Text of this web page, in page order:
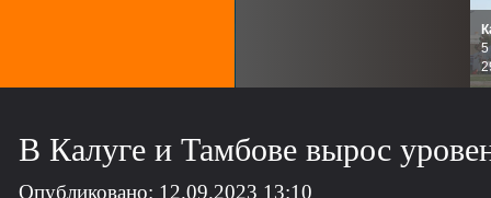
5
В Калуге и Тамбове вырос
Опубликовано: 12.09.2023 13:10